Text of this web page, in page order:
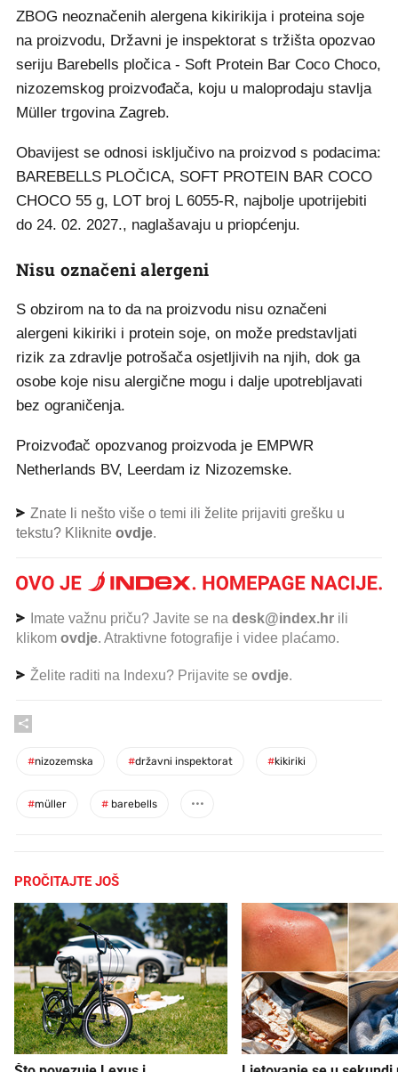
ZBOG neoznačenih alergena kikirikija i proteina soje
na proizvodu, Državni je inspektorat s tržišta opozvao
seriju Barebells pločica - Soft Protein Bar Coco Choco,
nizozemskog proizvođača, koju u maloprodaju stavlja
Müller trgovina Zagreb.
Obavijest se odnosi isključivo na proizvod s podacima:
BAREBELLS PLOČICA, SOFT PROTEIN BAR COCO
CHOCO 55 g, LOT broj L 6055-R, najbolje upotrijebiti
do 24. 02. 2027., naglašavaju u priopćenju.
Nisu označeni alergeni
S obzirom na to da na proizvodu nisu označeni
alergeni kikiriki i protein soje, on može predstavljati
rizik za zdravlje potrošača osjetljivih na njih, dok ga
osobe koje nisu alergične mogu i dalje upotrebljavati
bez ograničenja.
Proizvođač opozvanog proizvoda je EMPWR
Netherlands BV, Leerdam iz Nizozemske.
Znate li nešto više o temi ili želite prijaviti grešku u
tekstu? Kliknite ovdje.
Imate važnu priču? Javite se na desk@index.hr ili
klikom ovdje. Atraktivne fotografije i videe plaćamo.
Želite raditi na Indexu? Prijavite se ovdje.
#nizozemska #državni inspektorat #kikiriki
#müller # barebells
PROČITAJTE JOŠ